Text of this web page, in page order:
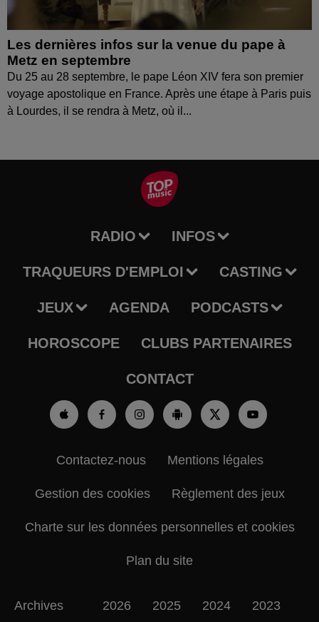
Les dernières infos sur la venue du pape à
Metz en septembre
Du 25 au 28 septembre, le pape Léon XIV fera son premier
voyage apostolique en France. Après une étape à Paris puis
à Lourdes, il se rendra à Metz, où il...
RADIO INFOS
TRAQUEURS D'EMPLOI CASTING
JEUX AGENDA PODCASTS
HOROSCOPE CLUBS PARTENAIRES
CONTACT
Contactez-nous Mentions légales
Gestion des cookies Règlement des jeux
Charte sur les données personnelles et cookies
Plan du site
Archives 2026 2025 2024 2023